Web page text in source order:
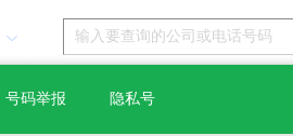
号码举报 隐私号